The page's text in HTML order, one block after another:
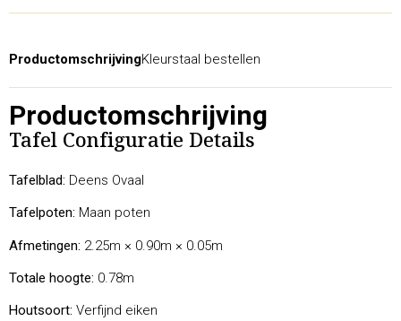
ProductomschrijvingKleurstaal bestellen
Productomschrijving
Tafel Configuratie Details
Tafelblad: Deens Ovaal
Tafelpoten: Maan poten
Afmetingen: 2.25m × 0.90m × 0.05m
Totale hoogte: 0.78m
Houtsoort: Verfijnd eiken